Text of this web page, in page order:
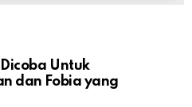
Untuk
dan Fobia yang